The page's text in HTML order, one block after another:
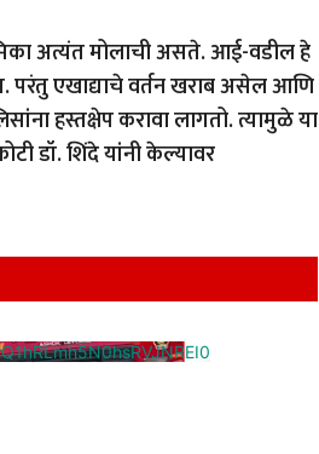
भूमिका अत्यंत मोलाची असते. आई-वडील हे
परंतु एखाद्याचे वर्तन खराब असेल आणि
हस्तक्षेप करावा लागतो. त्यामुळे या
डॉ. शिंदे यांनी केल्यावर